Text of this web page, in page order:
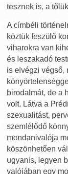
tesznek is, a
A címbéli
köztük feszülő
viharokra van
és leszakadó
is elvégzi végső,
birodalmát, de a
volt. Látva a
szexualitást,
szemlélődő
mondanivalója
köszönhetően
ugyanis, legyen
valójában egy